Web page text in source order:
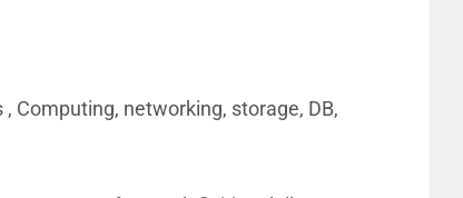
Computing, networking, storage, DB,